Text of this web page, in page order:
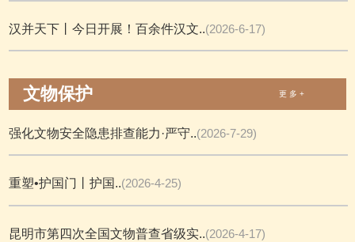
汉并天下丨今日开展！百余件汉文..(2026-6-17)
文物保护 更 多 +
强化文物安全隐患排查能力·严守..(2026-7-29)
重塑•护国门丨护国..(2026-4-25)
昆明市第四次全国文物普查省级实..(2026-4-17)